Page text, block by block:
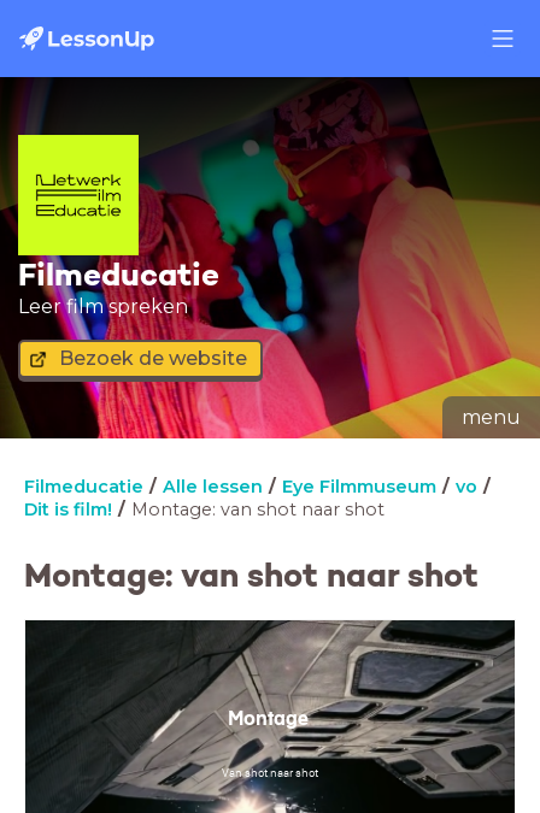
Filmeducatie
Leer film spreken
Bezoek de website
menu
Filmeducatie Alle lessen Eye Filmmuseum
vo
Dit is film!
Montage: van shot naar shot
Montage: van shot naar shot
Montage
Van shot naar shot